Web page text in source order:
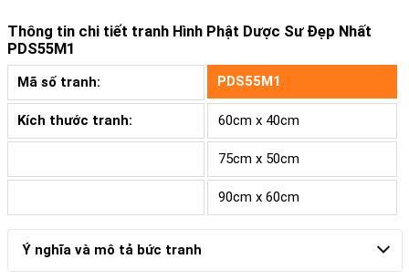
Thông tin chi tiết tranh Hình Phật Dược Sư Đẹp Nhất
PDS55M1
Mã số tranh: PDS55M1
Kích thước tranh: 60cm x 40cm
75cm x 50cm
90cm x 60cm
Ý nghĩa và mô tả bức tranh